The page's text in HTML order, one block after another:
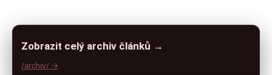
Zobrazit celý archiv článků →
/archiv/ →